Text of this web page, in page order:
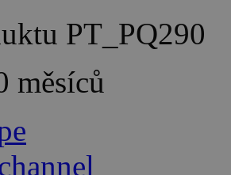
PT_PQ290
měsíců